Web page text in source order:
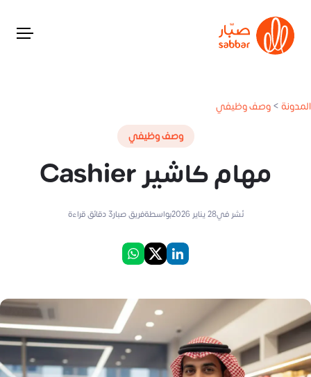
المدونة>وصف وظيفي
وصف وظيفي
مهام كاشير Cashier
نُشر في28 يناير 2026 بواسطةفريق صبار3دقائق قراءة